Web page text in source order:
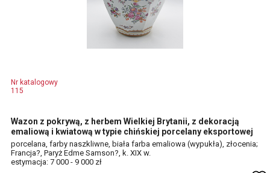
Nr katalogowy
115
Wazon z pokrywą, z herbem Wielkiej Brytanii, z dekoracją
emaliową i kwiatową w typie chińskiej porcelany eksportowej
porcelana, farby naszkliwne, biała farba emaliowa (wypukła), złocenia;
Francja?, Paryż Edme Samson?, k. XIX w.
estymacja: 7 000 - 9 000 zł